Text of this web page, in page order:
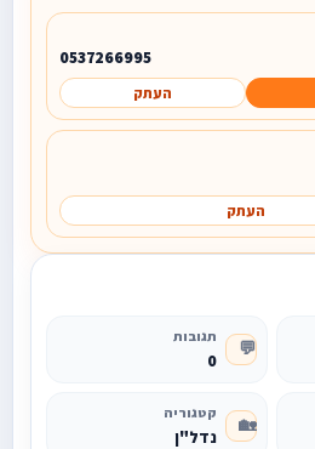
0537266995
העתק
העתק
💬 תגובות
0
🏡 קטגוריה
נדל"ן